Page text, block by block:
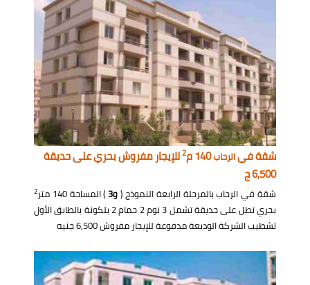
شقة فيالرحاب140 م 2للإيجار مفروش بحري على حديقة
6,500 ج
شقة في الرحاب بالمرحلة الرابعة النموذج (و3 ) المساحة 140 متر 2
بحري تطل على حديقة تشمل 3 نوم 2 حمام 2 بلكونة بالطابق الأول
تشطيب الشركة الوديعة مدفوعة للإيجار مفروش 6,500 جنيه